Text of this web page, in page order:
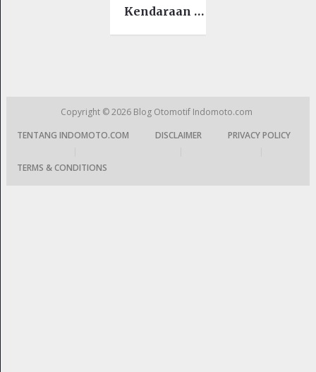
Kendaraan …
Copyright © 2026 Blog Otomotif Indomoto.com
TENTANG INDOMOTO.COM
DISCLAIMER
PRIVACY POLICY
TERMS & CONDITIONS